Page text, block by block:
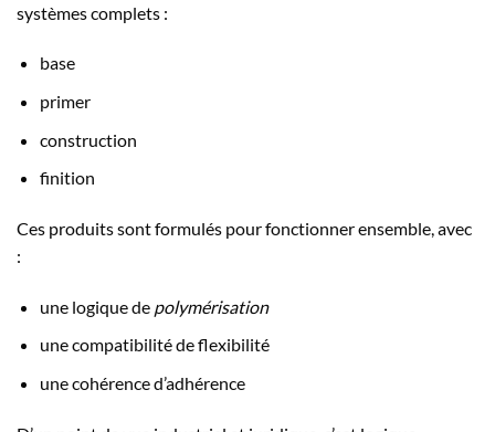
systèmes complets :
base
primer
construction
finition
Ces produits sont formulés pour fonctionner ensemble, avec
:
une logique de polymérisation
une compatibilité de flexibilité
une cohérence d’adhérence